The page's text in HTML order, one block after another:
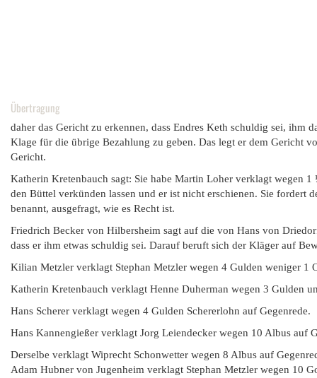
Übertragung
daher das Gericht zu erkennen, dass Endres Keth schuldig sei, ihm
Klage für die übrige Bezahlung zu geben. Das legt er dem Gericht
Gericht.
Katherin Kretenbauch sagt: Sie habe Martin Loher verklagt wegen
den Büttel verkünden lassen und er ist nicht erschienen. Sie fordert
benannt, ausgefragt, wie es Recht ist.
Friedrich Becker von Hilbersheim sagt auf die von Hans von
dass er ihm etwas schuldig sei. Darauf beruft sich der Kläger auf
Kilian Metzler verklagt Stephan Metzler wegen 4 Gulden weniger 1
Katherin Kretenbauch verklagt Henne Duherman wegen 3 Gulden
Hans Scherer verklagt wegen 4 Gulden Schererlohn auf Gegenrede.
Hans Kannengießer verklagt Jorg Leiendecker wegen 10 Albus auf
Derselbe verklagt Wiprecht Schonwetter wegen 8 Albus auf
Adam Hubner von Jugenheim verklagt Stephan Metzler wegen 10